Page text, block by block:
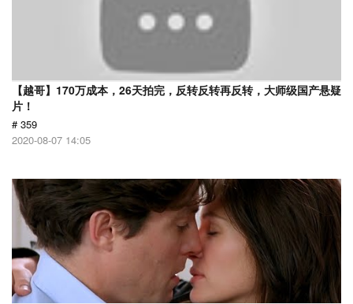
【越哥】170万成本，26天拍完，反转反转再反转，大师级国产悬疑
片！
# 359
2020-08-07 14:05